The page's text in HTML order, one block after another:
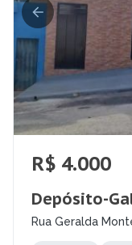
R$ 4.000
Depósito-
Rua Geralda